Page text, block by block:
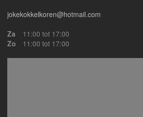
jokekokkelkoren@hotmail.com
Za
11:00 tot 17:00
Zo
11:00 tot 17:00